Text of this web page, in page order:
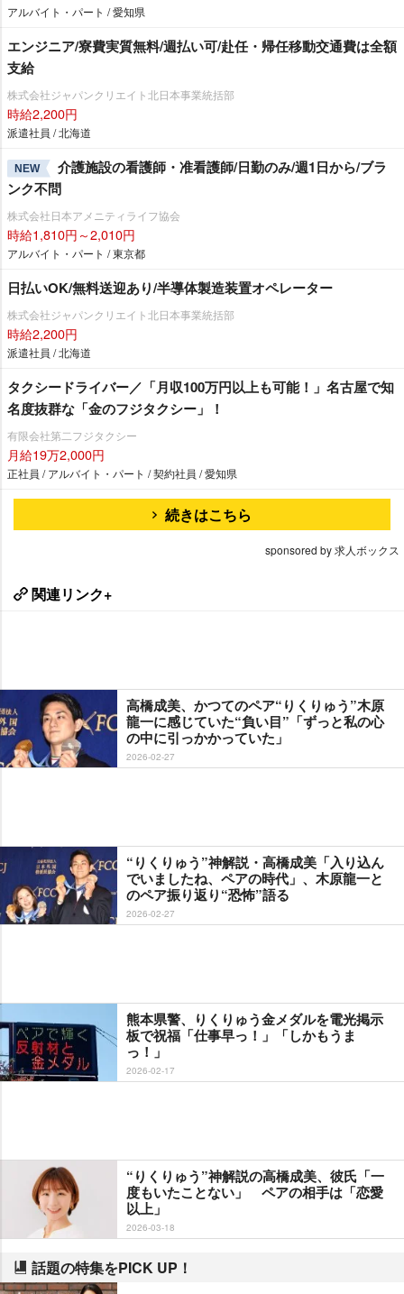
アルバイト・パート / 愛知県
エンジニア/寮費実質無料/週払い可/赴任・帰任移動交通費は全額
支給
株式会社ジャパンクリエイト北日本事業統括部
時給2,200円
派遣社員 / 北海道
NEW
介護施設の看護師・准看護師/日勤のみ/週1日から/ブラ
ンク不問
株式会社日本アメニティライフ協会
時給1,810円～2,010円
アルバイト・パート / 東京都
日払いOK/無料送迎あり/半導体製造装置オペレーター
株式会社ジャパンクリエイト北日本事業統括部
時給2,200円
派遣社員 / 北海道
タクシードライバー／「月収100万円以上も可能！」名古屋で知
名度抜群な「金のフジタクシー」！
有限会社第二フジタクシー
月給19万2,000円
正社員 / アルバイト・パート / 契約社員 / 愛知県
続きはこちら
sponsored by 求人ボックス
関連リンク+
高橋成美、かつてのペア“りくりゅう”木原
龍一に感じていた“負い目”「ずっと私の心
の中に引っかかっていた」
2026-02-27
“りくりゅう”神解説・高橋成美「入り込ん
でいましたね、ペアの時代」、木原龍一と
のペア振り返り“恐怖”語る
2026-02-27
熊本県警、りくりゅう金メダルを電光掲示
板で祝福「仕事早っ！」「しかもうま
っ！」
2026-02-17
“りくりゅう”神解説の高橋成美、彼氏「一
度もいたことない」 ペアの相手は「恋愛
以上」
2026-03-18
話題の特集をPICK UP！